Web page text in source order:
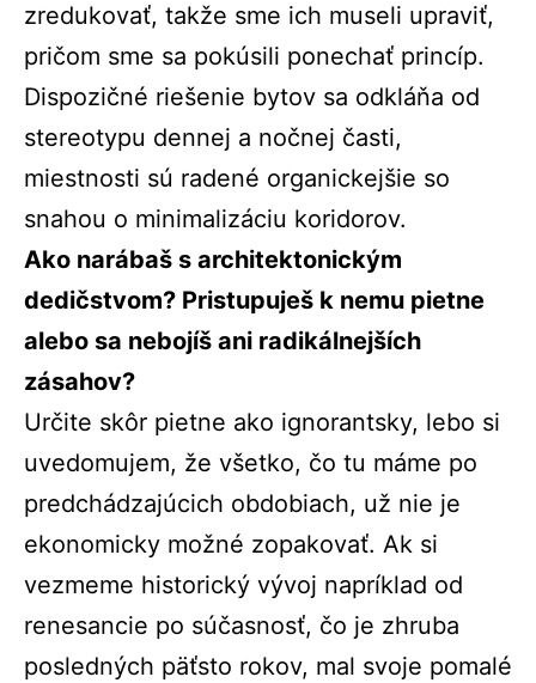
zredukovať, takže sme ich museli upraviť,
pričom sme sa pokúsili ponechať princíp.
Dispozičné riešenie bytov sa odkláňa od
stereotypu dennej a nočnej časti,
miestnosti sú radené organickejšie so
snahou o minimalizáciu koridorov.
Ako narábaš s architektonickým
dedičstvom? Pristupuješ k nemu pietne
alebo sa nebojíš ani radikálnejších
zásahov?
Určite skôr pietne ako ignorantsky, lebo si
uvedomujem, že všetko, čo tu máme po
predchádzajúcich obdobiach, už nie je
ekonomicky možné zopakovať. Ak si
vezmeme historický vývoj napríklad od
renesancie po súčasnosť, čo je zhruba
posledných päťsto rokov, mal svoje pomalé